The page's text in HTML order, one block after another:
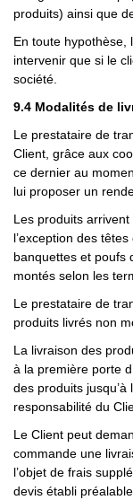
produits) ainsi que
En toute hypothèse,
intervenir que si le
société.
9.4 Modalités de
Le prestataire de
Client, grâce aux
ce dernier au
lui proposer un
Les produits
l’exception des
banquettes et poufs
montés selon les
Le prestataire de
produits livrés non
La livraison des
à la première porte
des produits
responsabilité du
Le Client peut
commande une
l’objet de frais
devis établi